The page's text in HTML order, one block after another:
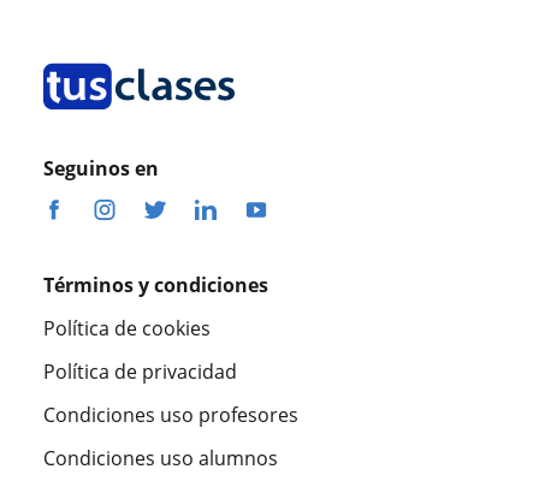
Seguinos en
Términos y condiciones
Política de cookies
Política de privacidad
Condiciones uso profesores
Condiciones uso alumnos